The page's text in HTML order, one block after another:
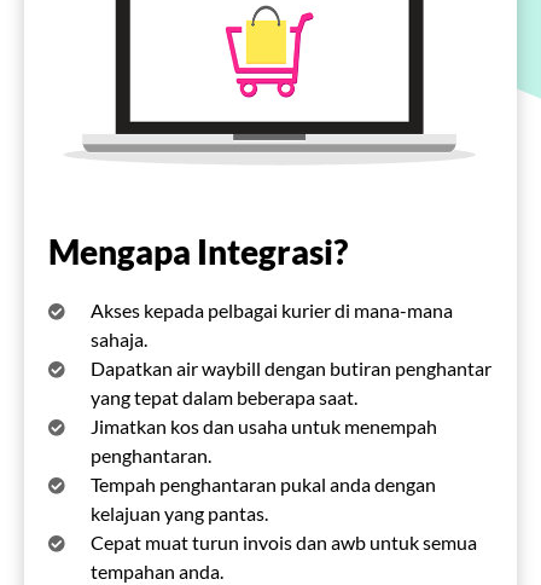
Mengapa Integrasi?
Akses kepada pelbagai kurier di mana-mana
sahaja.
Dapatkan air waybill dengan butiran penghantar
yang tepat dalam beberapa saat.
Jimatkan kos dan usaha untuk menempah
penghantaran.
Tempah penghantaran pukal anda dengan
kelajuan yang pantas.
Cepat muat turun invois dan awb untuk semua
tempahan anda.